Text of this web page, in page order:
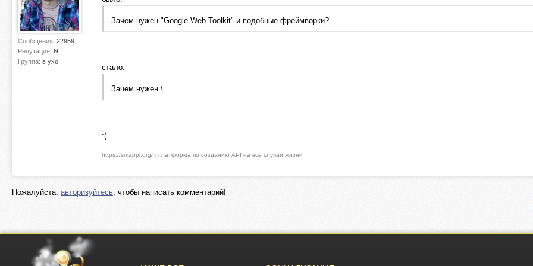
Сообщения: 22959
Репутация: N
Группа: в ухо
Зачем нужен "Google Web Toolkit" и подобные фреймворки?
стало:
Зачем нужен \
:(
https://smappi.org/ - платформа по созданию API на все случаи жизни
Пожалуйста, авторизуйтесь, чтобы написать комментарий!